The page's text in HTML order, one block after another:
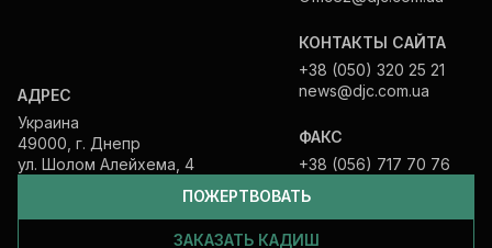
ПОЖЕРТВОВАТЬ
ЗАКАЗАТЬ КАДИШ
АДРЕС
Украина
49000, г. Днепр
ул. Шолом Алейхема, 4
КОНТАКТЫ САЙТА
+38 (050) 320 25 21
news@djc.com.ua
ФАКС
+38 (056) 717 70 76